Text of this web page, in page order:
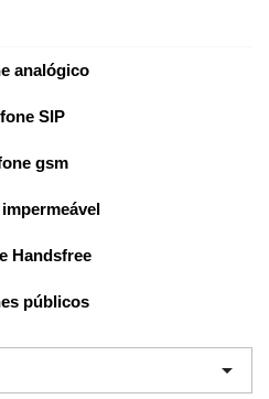
analógico
SIP
gsm
Handsfree
públicos
